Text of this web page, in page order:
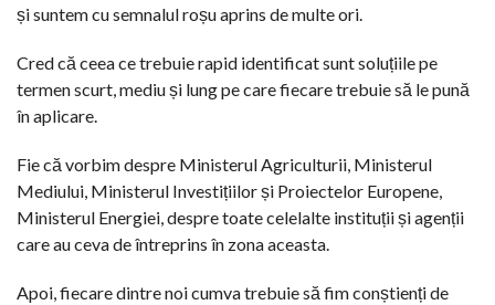
și suntem cu semnalul roșu aprins de multe ori.
Cred că ceea ce trebuie rapid identificat sunt soluțiile pe
termen scurt, mediu și lung pe care fiecare trebuie să le pună
în aplicare.
Fie că vorbim despre Ministerul Agriculturii, Ministerul
Mediului, Ministerul Investițiilor și Proiectelor Europene,
Ministerul Energiei, despre toate celelalte instituții și agenții
care au ceva de întreprins în zona aceasta.
Apoi, fiecare dintre noi cumva trebuie să fim conștienți de